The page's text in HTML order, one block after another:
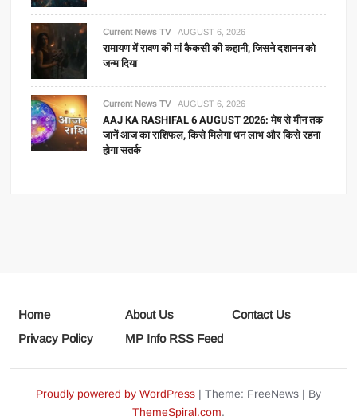
Current News TV AUGUST 6, 2026
रामायण में रावण की मां कैकसी की कहानी, जिसने दशानन को
जन्म दिया
Current News TV AUGUST 6, 2026
AAJ KA RASHIFAL 6 AUGUST 2026: मेष से मीन तक
जानें आज का राशिफल, किसे मिलेगा धन लाभ और किसे रहना
होगा सतर्क
Home About Us
Contact Us
Privacy Policy
MP Info RSS Feed
Proudly powered by WordPress | Theme: FreeNews | By
ThemeSpiral.com.